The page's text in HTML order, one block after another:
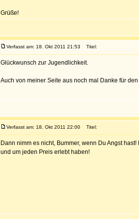
Grüße!
Verfasst am: 18. Okt 2011 21:53 Titel:
Glückwunsch zur Jugendlichkeit.
Auch von meiner Seite aus noch mal Danke für
Verfasst am: 18. Okt 2011 22:00 Titel:
Dann nimm es nicht, Bummer, wenn Du Angst
und um jeden Preis erlebt haben!